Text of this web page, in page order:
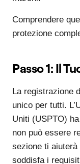
Comprendere
protezione
Passo 1: Il
La registrazione
unico per tutti.
Uniti (USPTO)
non può essere
sezione ti
soddisfa i